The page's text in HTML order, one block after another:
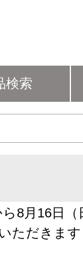
検索
8月16日
ただきます